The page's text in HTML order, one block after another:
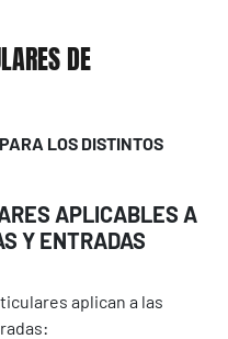
DE
LOS DISTINTOS
APLICABLES A
Y ENTRADAS
aplican a las